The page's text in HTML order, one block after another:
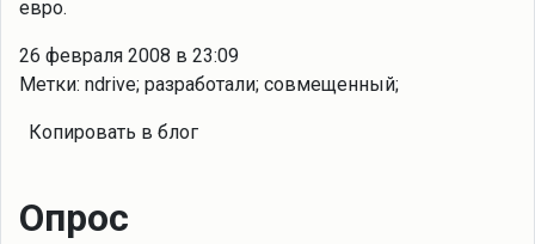
евро.
26 февраля 2008 в 23:09
Метки: ndrive; разработали; совмещенный;
Копировать в блог
Опрос